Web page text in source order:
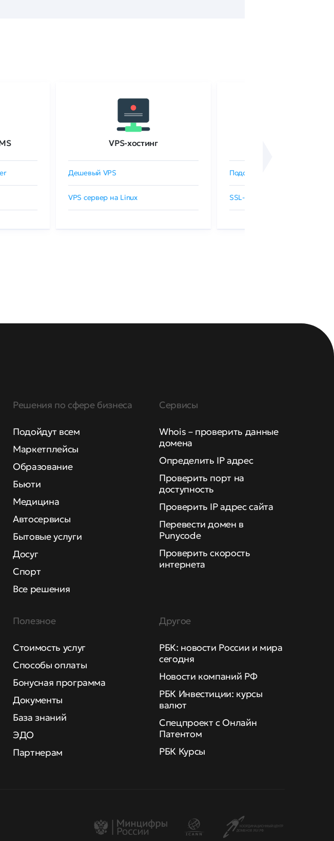
VPS-хостинг
Дешевый VPS
VPS сервер на Linux
Подобрать SSL-сертификат
SSL-сертификаты GlobalSign
Решения по сфере бизнеса
Подойдут всем
Маркетплейсы
Образование
Бьюти
Медицина
Автосервисы
Бытовые услуги
Досуг
Спорт
Все решения
Сервисы
Whois – проверить данные
домена
Определить IP адрес
Проверить порт на
доступность
Проверить IP адрес сайта
Перевести домен в
Punycode
Проверить скорость
интернета
Полезное
Стоимость услуг
Способы оплаты
Бонусная программа
Документы
База знаний
ЭДО
Партнерам
Другое
РБК: новости России и мира
сегодня
Новости компаний РФ
РБК Инвестиции: курсы
валют
Спецпроект с Онлайн
Патентом
РБК Курсы